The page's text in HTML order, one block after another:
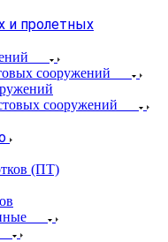
и пролетных
сооружений
сооружений
(ПТ)